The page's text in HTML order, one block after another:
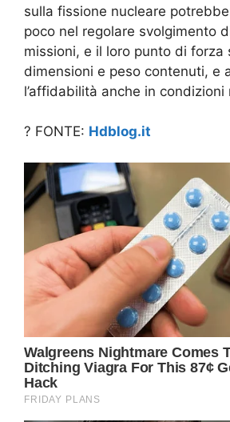
sulla fissione nucleare
poco nel regolare svolgimento
missioni, e il loro punto di forza
dimensioni e peso contenuti, e
l’affidabilità anche in condizioni
? FONTE: Hdblog.it